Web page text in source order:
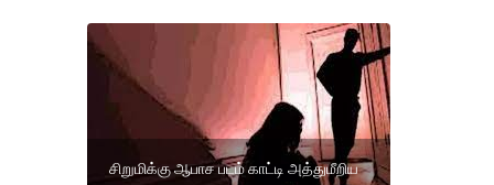
சிறுமிக்கு ஆபாச படம் காட்டி அத்துமீறிய